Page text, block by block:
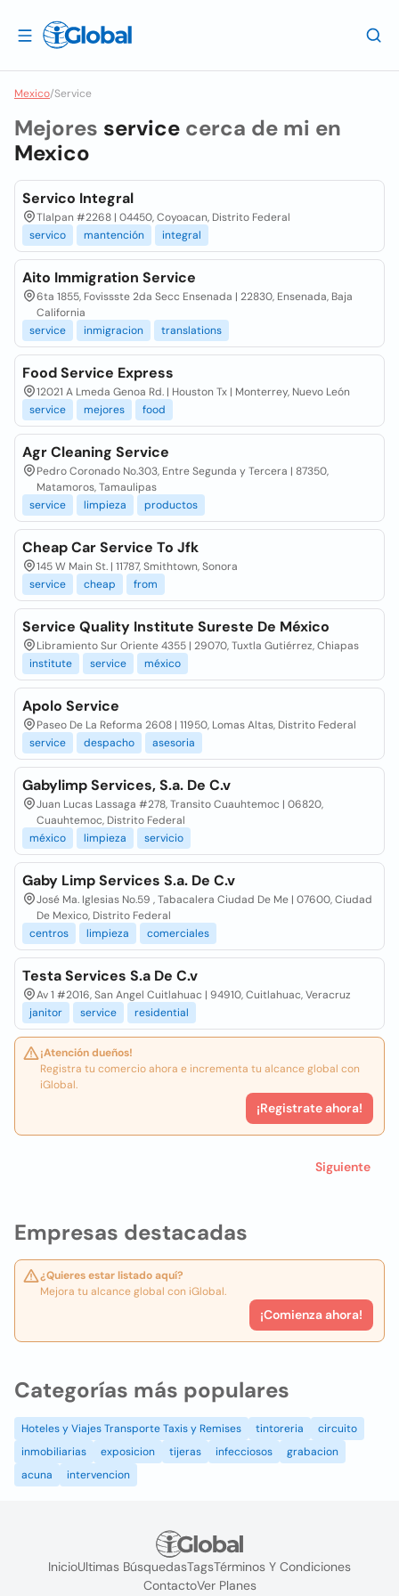
Mexico/Service
Empresas destacadas
¿Quieres estar listado aquí?
Mejora tu alcance global con iGlobal.
¡Comienza ahora!
Mejores service cerca de mi en
Mexico
Servico Integral
Tlalpan #2268 | 04450, Coyoacan, Distrito Federal
servico
mantención integral
Aito Immigration Service
6ta 1855, Fovissste 2da Secc Ensenada | 22830, Ensenada, Baja
California
service
inmigracion translations
Food Service Express
12021 A Lmeda Genoa Rd. | Houston Tx | Monterrey, Nuevo León
service
mejores food
Agr Cleaning Service
Pedro Coronado No.303, Entre Segunda y Tercera | 87350,
Matamoros, Tamaulipas
service
limpieza productos
Cheap Car Service To Jfk
145 W Main St. | 11787, Smithtown, Sonora
service
cheap from
Service Quality Institute Sureste De México
Libramiento Sur Oriente 4355 | 29070, Tuxtla Gutiérrez, Chiapas
institute
service méxico
Apolo Service
Paseo De La Reforma 2608 | 11950, Lomas Altas, Distrito Federal
service
despacho asesoria
Gabylimp Services, S.a. De C.v
Juan Lucas Lassaga #278, Transito Cuauhtemoc | 06820,
Cuauhtemoc, Distrito Federal
méxico
limpieza servicio
Gaby Limp Services S.a. De C.v
José Ma. Iglesias No.59 , Tabacalera Ciudad De Me | 07600, Ciudad
De Mexico, Distrito Federal
centros
limpieza comerciales
Testa Services S.a De C.v
Av 1 #2016, San Angel Cuitlahuac | 94910, Cuitlahuac, Veracruz
janitor
service residential
¡Atención dueños!
Registra tu comercio ahora e incrementa tu alcance global con
iGlobal.
¡Registrate ahora!
Siguiente
Categorías más populares
Hoteles y Viajes Transporte Taxis y Remises tintoreria
circuito
inmobiliarias
exposicion tijeras infecciosos
grabacion
acuna
intervencion
InicioUltimas BúsquedasTagsTérminos Y Condiciones
ContactoVer Planes